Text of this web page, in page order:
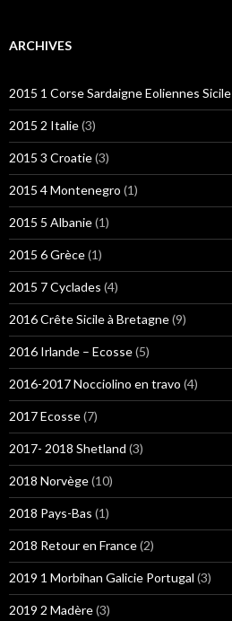
ARCHIVES
2015 1 Corse Sardaigne Eoliennes Sicile
2015 2 Italie(3)
2015 3 Croatie(3)
2015 4 Montenegro (1)
2015 5 Albanie(1)
2015 6 Grèce(1)
2015 7 Cyclades (4)
2016 Crête Sicile à Bretagne(9)
2016 Irlande – Ecosse(5)
2016-2017 Nocciolino en travo (4)
2017 Ecosse(7)
2017- 2018 Shetland (3)
2018 Norvège(10)
2018 Pays-Bas (1)
2018 Retour en France(2)
2019 1 Morbihan Galicie Portugal (3)
2019 2 Madère(3)